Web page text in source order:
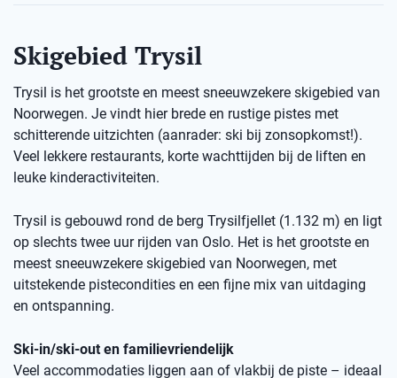
Skigebied Trysil
Trysil is het grootste en meest sneeuwzekere skigebied van
Noorwegen. Je vindt hier brede en rustige pistes met
schitterende uitzichten (aanrader: ski bij zonsopkomst!).
Veel lekkere restaurants, korte wachttijden bij de liften en
leuke kinderactiviteiten.
Trysil is gebouwd rond de berg Trysilfjellet (1.132 m) en ligt
op slechts twee uur rijden van Oslo. Het is het grootste en
meest sneeuwzekere skigebied van Noorwegen, met
uitstekende pistecondities en een fijne mix van uitdaging
en ontspanning.
Ski-in/ski-out en familievriendelijk
Veel accommodaties liggen aan of vlakbij de piste – ideaal